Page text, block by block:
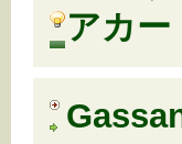
アカー